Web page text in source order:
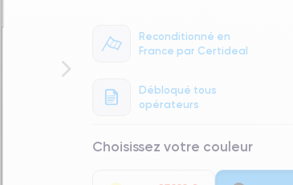
Reconditionné en
France par Certideal
Débloqué tous
opérateurs
Choisissez votre couleur